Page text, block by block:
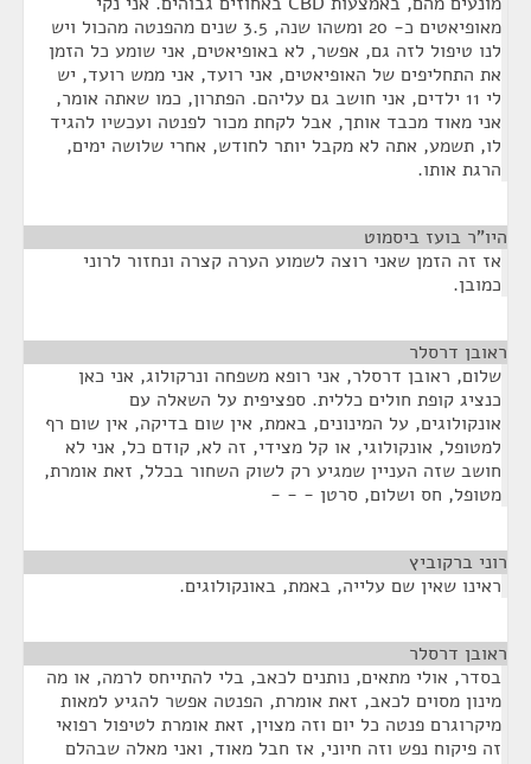
מאופיאטים כ- 20 ומשהו שנה, 3.5 שנים מהפנטה מהכול ויש
לנו טיפול לזה גם, אפשר, לא באופיאטים, אני שומע כל הזמן
את התחליפים של האופיאטים, אני רועד, אני ממש רועד, יש
לי 11 ילדים, אני חושב גם עליהם. הפתרון, כמו שאתה אומר,
אני מאוד מכבד אותך, אבל לקחת מכור לפנטה ועכשיו להגיד
לו, תשמע, אתה לא מקבל יותר לחודש, אחרי שלושה ימים,
הרגת אותו.
היו"ר בועז ביסמוט
אז זה הזמן שאני רוצה לשמוע הערה קצרה ונחזור לרוני
כמובן.
ראובן דרסלר
שלום, ראובן דרסלר, אני רופא משפחה ונרקולוג, אני כאן
כנציג קופת חולים כללית. ספציפית על השאלה עם
אונקולוגים, על המינונים, באמת, אין שום בדיקה, אין שום רף
למטופל, אונקולוגי, או קל מצידי, זה לא, קודם כל, אני לא
חושב שזה העניין שמגיע רק לשוק השחור בכלל, זאת אומרת,
מטופל, חס ושלום, סרטן - - -
רוני ברקוביץ
ראינו שאין שם עלייה, באמת, באונקולוגים.
ראובן דרסלר
בסדר, אולי מתאים, נותנים לכאב, בלי להתייחס לרמה, או מה
מינון מסוים לכאב, זאת אומרת, הפנטה אפשר להגיע למאות
מיקרוגרם פנטה כל יום וזה מצוין, זאת אומרת לטיפול רפואי
זה פיקוח נפש וזה חיוני, אז חבל מאוד, ואני מאלה שבהלם